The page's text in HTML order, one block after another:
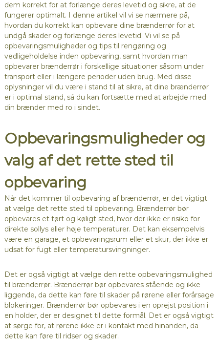
dem korrekt for at forlænge deres levetid og sikre, at de
fungerer optimalt. I denne artikel vil vi se nærmere på,
hvordan du korrekt kan opbevare dine brænderrør for at
undgå skader og forlænge deres levetid. Vi vil se på
opbevaringsmuligheder og tips til rengøring og
vedligeholdelse inden opbevaring, samt hvordan man
opbevarer brænderrør i forskellige situationer såsom under
transport eller i længere perioder uden brug. Med disse
oplysninger vil du være i stand til at sikre, at dine brænderrør
er i optimal stand, så du kan fortsætte med at arbejde med
din brænder med ro i sindet.
Opbevaringsmuligheder og
valg af det rette sted til
opbevaring
Når det kommer til opbevaring af brænderrør, er det vigtigt
at vælge det rette sted til opbevaring. Brænderrør bør
opbevares et tørt og køligt sted, hvor der ikke er risiko for
direkte sollys eller høje temperaturer. Det kan eksempelvis
være en garage, et opbevaringsrum eller et skur, der ikke er
udsat for fugt eller temperatursvingninger.
Det er også vigtigt at vælge den rette opbevaringsmulighed
til brænderrør. Brænderrør bør opbevares stående og ikke
liggende, da dette kan føre til skader på rørene eller forårsage
blokeringer. Brænderrør bør opbevares i en oprejst position i
en holder, der er designet til dette formål. Det er også vigtigt
at sørge for, at rørene ikke er i kontakt med hinanden, da
dette kan føre til ridser og skader.